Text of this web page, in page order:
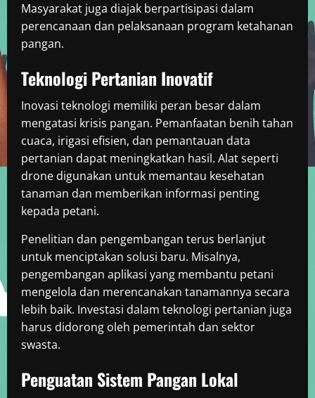
Masyarakat juga diajak berpartisipasi dalam
perencanaan dan pelaksanaan program ketahanan
pangan.
Teknologi Pertanian Inovatif
Inovasi teknologi memiliki peran besar dalam
mengatasi krisis pangan. Pemanfaatan benih tahan
cuaca, irigasi efisien, dan pemantauan data
pertanian dapat meningkatkan hasil. Alat seperti
drone digunakan untuk memantau kesehatan
tanaman dan memberikan informasi penting
kepada petani.
Penelitian dan pengembangan terus berlanjut
untuk menciptakan solusi baru. Misalnya,
pengembangan aplikasi yang membantu petani
mengelola dan merencanakan tanamannya secara
lebih baik. Investasi dalam teknologi pertanian juga
harus didorong oleh pemerintah dan sektor
swasta.
Penguatan Sistem Pangan Lokal